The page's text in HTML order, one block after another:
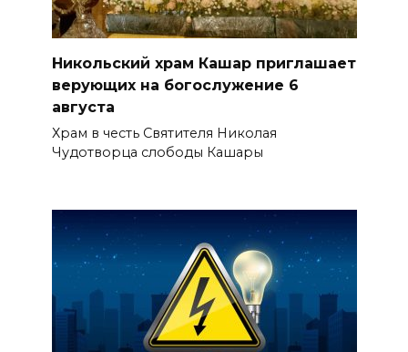
Никольский храм Кашар приглашает
верующих на богослужение 6
августа
Храм в честь Святителя Николая
Чудотворца слободы Кашары